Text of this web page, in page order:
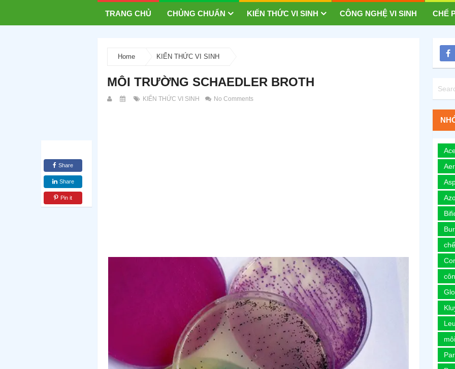
TRANG CHỦ CHỦNG CHUẨN KIẾN THỨC VI SINH CÔNG NGHỆ VI SINH CHẾ
Home KIẾN THỨC VI SINH
MÔI TRƯỜNG SCHAEDLER BROTH
KIẾN THỨC VI SINH No Comments
Share
Share
Pin it